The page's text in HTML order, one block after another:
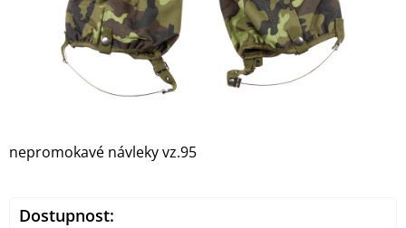
nepromokavé návleky vz.95
Dostupnost: